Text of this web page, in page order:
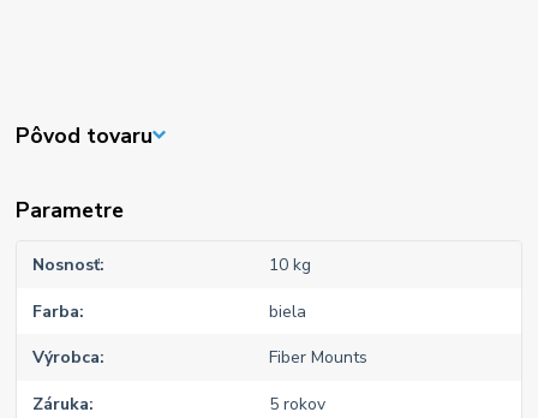
Pôvod tovaru
Parametre
Nosnosť 10 kg
Farba biela
Výrobca Fiber Mounts
Záruka 5 rokov